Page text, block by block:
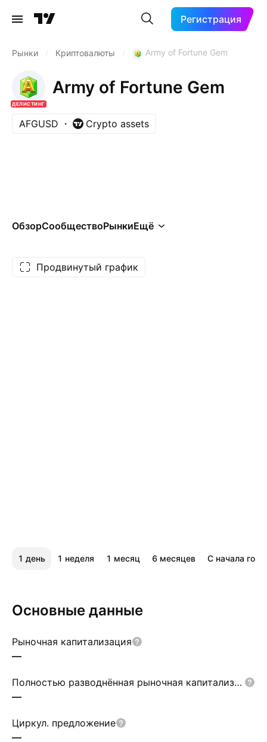
Регистрация
Рынки Криптовалюты Army of Fortune Gem
ДЕЛИСТИНГ
Army of Fortune Gem
AFGUSD Crypto assets
ОбзорСообществоРынкиЕщё
Продвинутый график
1 день 1 неделя 1 месяц 6 месяцев С начала года
Основные данные
Рыночная капитализация
—
Полностью разводнённая рыночная капитализация
—
Циркул. предложение
—